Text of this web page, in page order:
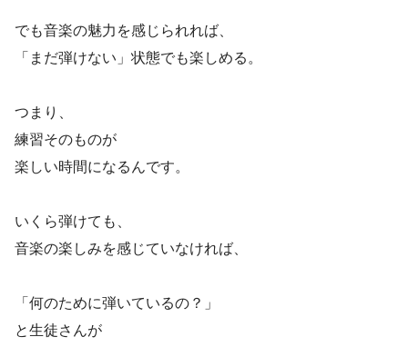
でも音楽の魅力を感じられれば、
「まだ弾けない」状態でも楽しめる。
つまり、
練習そのものが
楽しい時間になるんです。
いくら弾けても、
音楽の楽しみを感じていなければ、
「何のために弾いているの？」
と生徒さんが